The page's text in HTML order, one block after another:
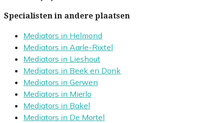
Specialisten in andere plaatsen
Mediators in Helmond
Mediators in Aarle-Rixtel
Mediators in Lieshout
Mediators in Beek en Donk
Mediators in Gerwen
Mediators in Mierlo
Mediators in Bakel
Mediators in De Mortel